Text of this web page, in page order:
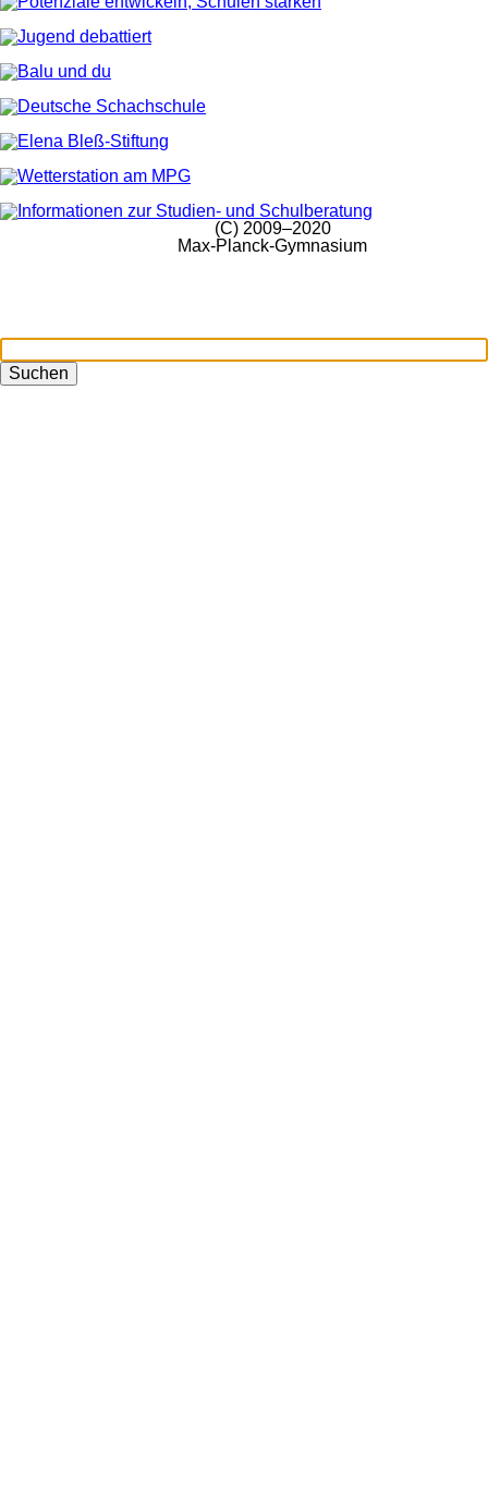
(C) 2009–2020
Max-Planck-Gymnasium
Suchen